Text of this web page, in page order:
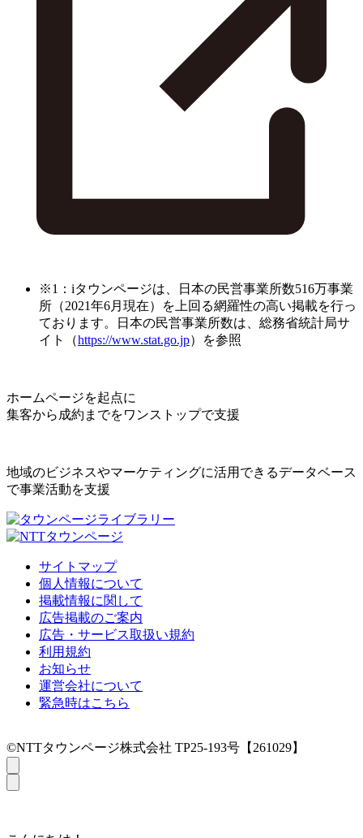
※1：iタウンページは、日本の民営事業所数516万事業
所（2021年6月現在）を上回る網羅性の高い掲載を行っ
ております。日本の民営事業所数は、総務省統計局サ
イト（https://www.stat.go.jp）を参照
ホームページを起点に
集客から成約までをワンストップで支援
地域のビジネスやマーケティングに活用できるデータベース
で事業活動を支援
サイトマップ
個人情報について
掲載情報に関して
広告掲載のご案内
広告・サービス取扱い規約
利用規約
お知らせ
運営会社について
緊急時はこちら
©NTTタウンページ株式会社 TP25-193号【261029】